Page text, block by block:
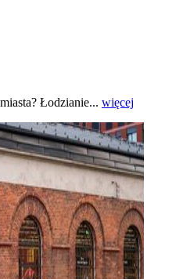
Łodzianie... więcej